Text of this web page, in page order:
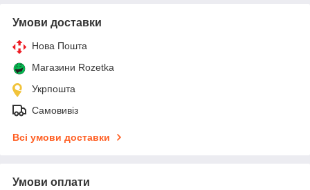
Умови доставки
Нова Пошта
Магазини Rozetka
Укрпошта
Самовивіз
Всі умови доставки
Умови оплати